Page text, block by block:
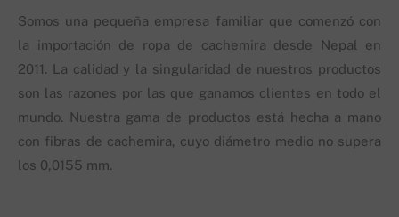
Somos una pequeña empresa familiar que comenzó con
la importación de ropa de cachemira desde Nepal en
2011. La calidad y la singularidad de nuestros productos
son las razones por las que ganamos clientes en todo el
mundo. Nuestra gama de productos está hecha a mano
con fibras de cachemira, cuyo diámetro medio no supera
los 0,0155 mm.